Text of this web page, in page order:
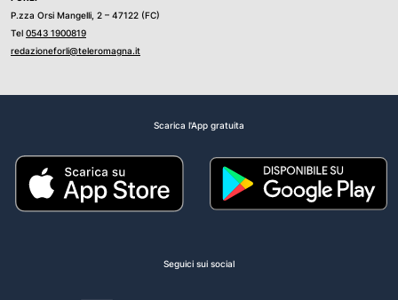
P.zza Orsi Mangelli, 2 – 47122 (FC)
Tel 0543 1900819
redazioneforli@teleromagna.it
Scarica l'App gratuita
Seguici sui social